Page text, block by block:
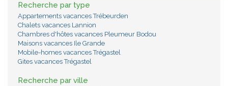
Recherche par type
Appartements vacances Trébeurden
Chalets vacances Lannion
Chambres d'hôtes vacances Pleumeur Bodou
Maisons vacances Ile Grande
Mobile-homes vacances Trégastel
Gites vacances Trégastel
Recherche par ville